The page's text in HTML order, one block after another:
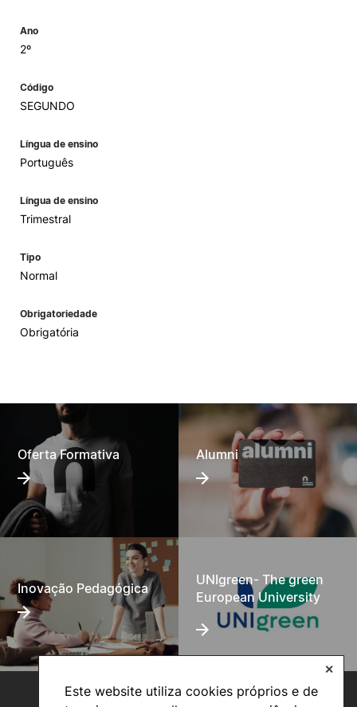
Este website utiliza cookies próprios e de
✕
Ano
2º
Código
SEGUNDO
Língua de ensino
Português
Língua de ensino
Trimestral
Tipo
Normal
Obrigatoriedade
Obrigatória
Oferta Formativa Alumni
Inovação Pedagógica
UNIgreen- The green
European University